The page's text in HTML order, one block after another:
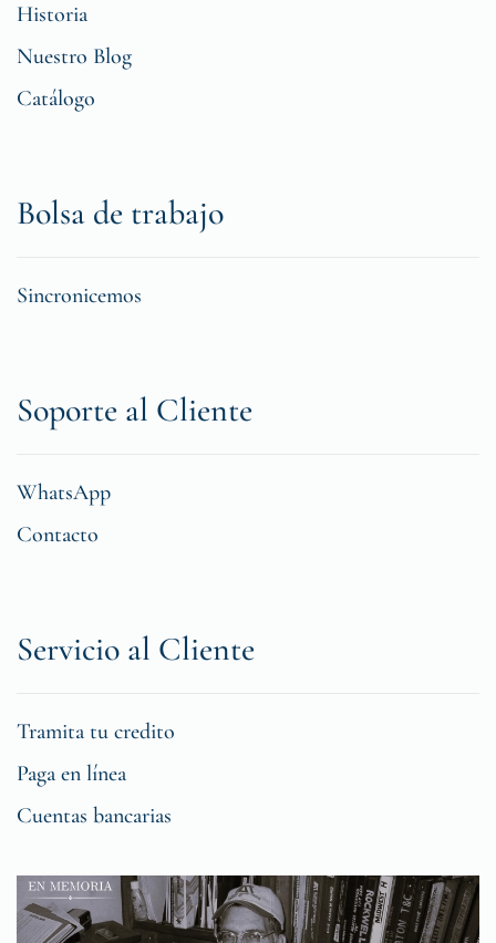
Historia
Nuestro Blog
Catálogo
Bolsa de trabajo
Sincronicemos
Soporte al Cliente
WhatsApp
Contacto
Servicio al Cliente
Tramita tu credito
Paga en línea
Cuentas bancarias